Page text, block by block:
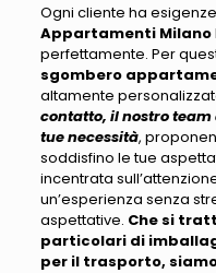
Ogni cliente ha
Appartamenti Milano
perfettamente. Per
sgombero
altamente
contatto, il nostro team
tue necessità,
soddisfino le tue
incentrata
un’esperienza senza
aspettative. Che si
particolari di
per il trasporto,